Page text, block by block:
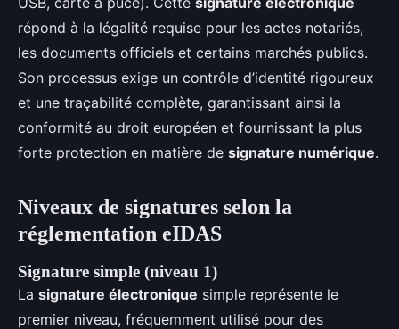
répond à la légalité requise pour les actes notariés,
les documents officiels et certains marchés publics.
Son processus exige un contrôle d’identité rigoureux
et une traçabilité complète, garantissant ainsi la
conformité au droit européen et fournissant la plus
forte protection en matière de signature numérique.
Niveaux de signatures selon la
réglementation eIDAS
Signature simple (niveau 1)
La signature électronique simple représente le
premier niveau, fréquemment utilisé pour des